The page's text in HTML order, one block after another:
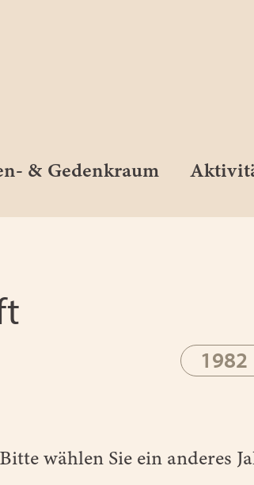
& Gedenkraum
1982
wählen Sie ein anderes